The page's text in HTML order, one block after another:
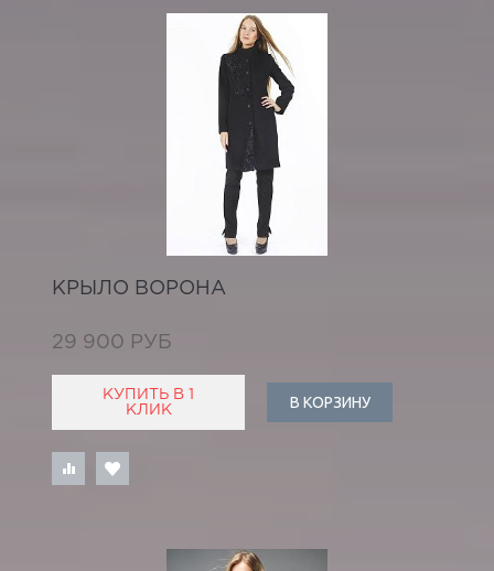
КРЫЛО ВОРОНА
29 900 РУБ
КУПИТЬ В 1
КЛИК
В КОРЗИНУ